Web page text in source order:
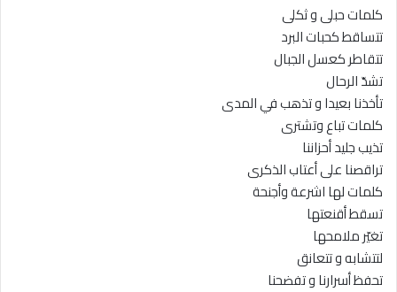
كلمات حبلى و ثكلى
تتساقط كحبات البرد
تتقاطر كعسل الجبال
تشدّ الرحال
تأخذنا بعيدا و تذهب في المدى
كلمات تباع وتشترى
تذيب جليد أحزاننا
تراقصنا على أعتاب الذكرى
كلمات لها اشرعة وأجنحة
تسقط أقنعتها
تغيّر ملامحها
لتتشابه و تتعانق
تحفظ أسرارنا و تفضحنا